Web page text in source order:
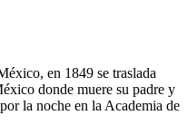
en 1849 se traslada
donde muere su padre y
la noche en la Academia de